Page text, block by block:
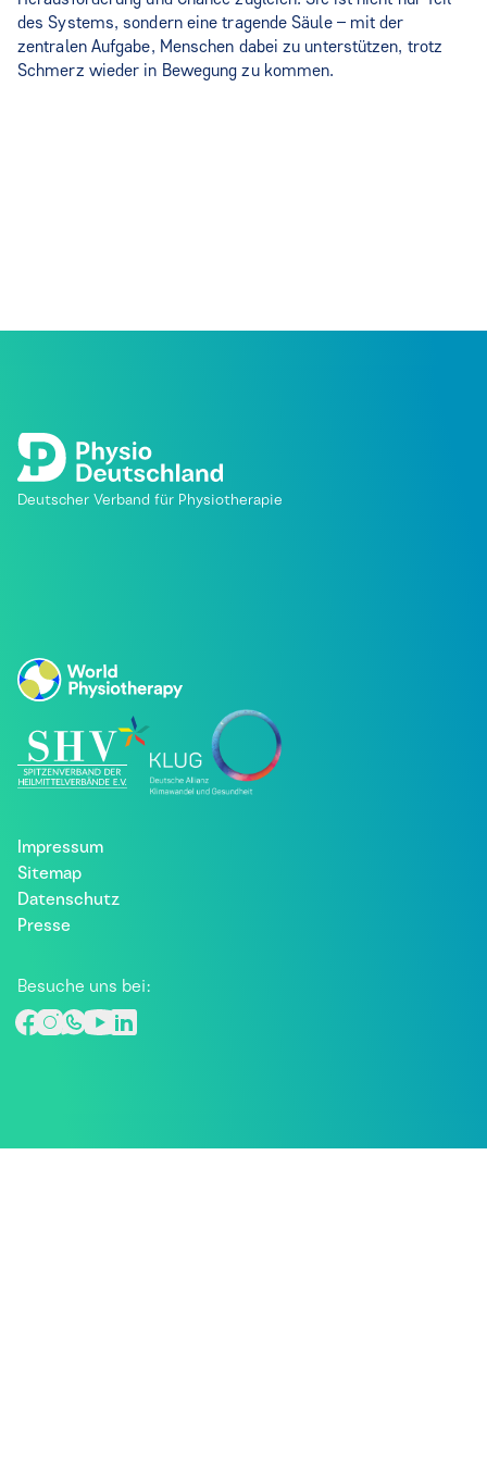
des Systems, sondern eine tragende Säule – mit der
zentralen Aufgabe, Menschen dabei zu unterstützen, trotz
Schmerz wieder in Bewegung zu kommen.
Deutscher Verband für Physiotherapie
Impressum
Sitemap
Datenschutz
Presse
Besuche uns bei: